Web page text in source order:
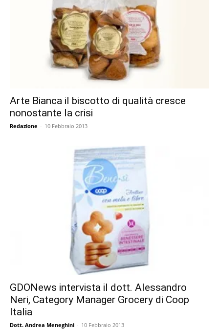
Arte Bianca il biscotto di qualità cresce
nonostante la crisi
Redazione - 10 Febbraio 2013
GDONews intervista il dott. Alessandro
Neri, Category Manager Grocery di Coop
Italia
Dott. Andrea Meneghini - 10 Febbraio 2013